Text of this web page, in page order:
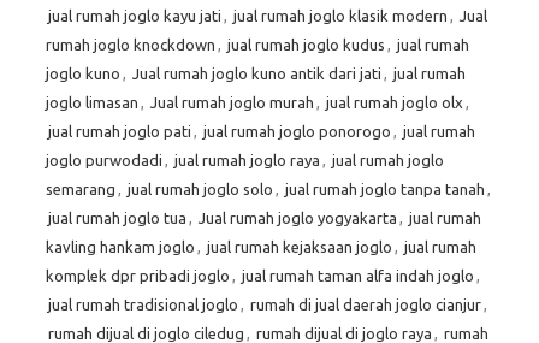
jual rumah joglo kayu jati , jual rumah joglo klasik modern , Jual
rumah joglo knockdown , jual rumah joglo kudus , jual rumah
joglo kuno , Jual rumah joglo kuno antik dari jati , jual rumah
joglo limasan , Jual rumah joglo murah , jual rumah joglo olx ,
jual rumah joglo pati , jual rumah joglo ponorogo , jual rumah
joglo purwodadi , jual rumah joglo raya , jual rumah joglo
semarang , jual rumah joglo solo , jual rumah joglo tanpa tanah ,
jual rumah joglo tua , Jual rumah joglo yogyakarta , jual rumah
kavling hankam joglo , jual rumah kejaksaan joglo , jual rumah
komplek dpr pribadi joglo , jual rumah taman alfa indah joglo ,
jual rumah tradisional joglo , rumah di jual daerah joglo cianjur,
rumah dijual di joglo ciledug , rumah dijual di joglo raya , rumah